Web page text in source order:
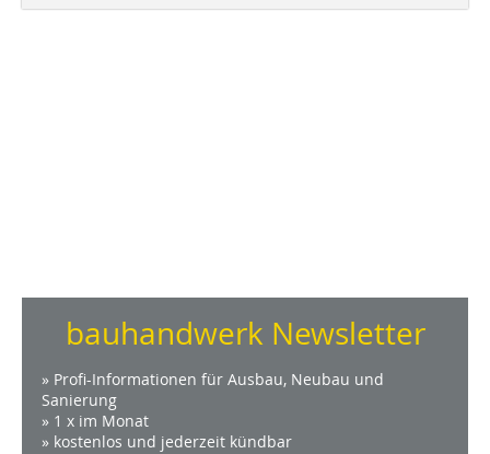
bauhandwerk Newsletter
» Profi-Informationen für Ausbau, Neubau und
Sanierung
» 1 x im Monat
» kostenlos und jederzeit kündbar